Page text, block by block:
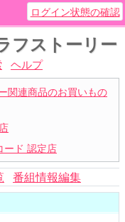
ログイン状態の確認
フストーリー
ヘルプ
関連商品のお買いもの
ード 認定店
番組情報編集